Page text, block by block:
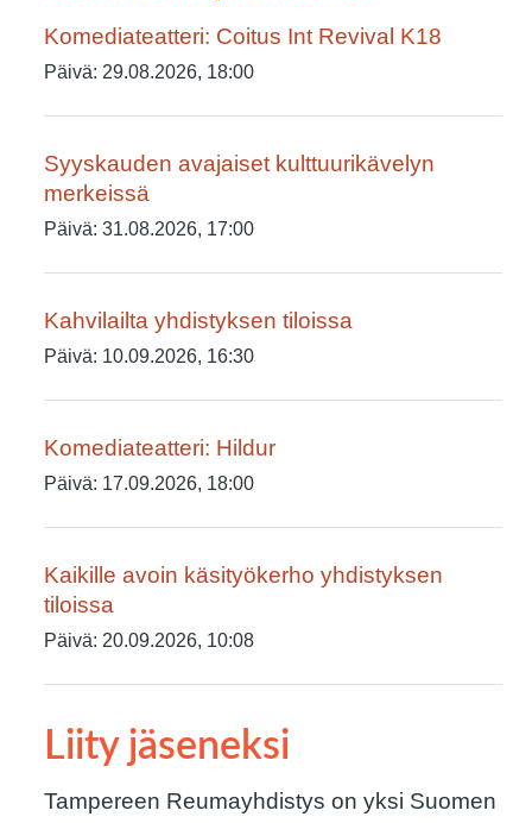
Komediateatteri: Coitus Int Revival K18
Päivä: 29.08.2026, 18:00
Syyskauden avajaiset kulttuurikävelyn
merkeissä
Päivä: 31.08.2026, 17:00
Kahvilailta yhdistyksen tiloissa
Päivä: 10.09.2026, 16:30
Komediateatteri: Hildur
Päivä: 17.09.2026, 18:00
Kaikille avoin käsityökerho yhdistyksen
tiloissa
Päivä: 20.09.2026, 10:08
Liity jäseneksi
Tampereen Reumayhdistys on yksi Suomen